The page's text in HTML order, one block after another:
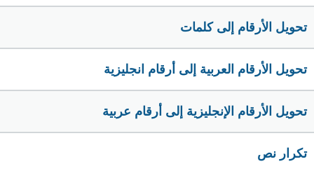
تحويل الأرقام إلى كلمات
تحويل الأرقام العربية إلى أرقام انجليزية
تحويل الأرقام الإنجليزية إلى أرقام عربية
تكرار نص